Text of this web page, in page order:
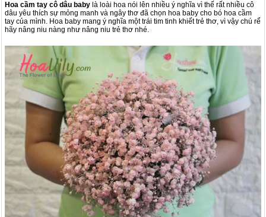
Hoa cầm tay cô dâu baby là loài hoa nói lên nhiều ý nghĩa vì thế rất nhiều cô
dâu yêu thích sự mỏng manh và ngây thơ đã chọn hoa baby cho bó hoa cầm
tay của mình. Hoa baby mang ý nghĩa một trái tim tinh khiết trẻ thơ, vì vậy chú rể
hãy nâng niu nàng như nâng niu trẻ thơ nhé.